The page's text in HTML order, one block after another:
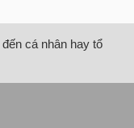
cá nhân hay tổ